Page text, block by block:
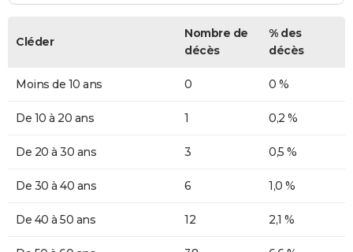
Cléder
Nombre de
décès
% des
décès
Moins de 10 ans 0 0 %
De 10 à 20 ans 1 0,2 %
De 20 à 30 ans 3 0,5 %
De 30 à 40 ans 6 1,0 %
De 40 à 50 ans 12 2,1 %